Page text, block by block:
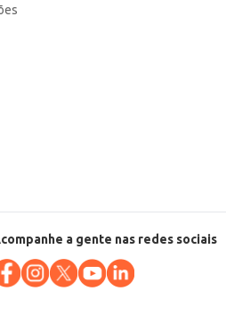
a gente nas redes sociais